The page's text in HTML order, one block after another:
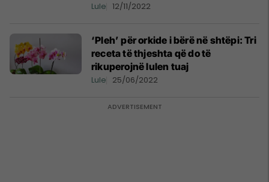
Lule 12/11/2022
‘Pleh’ për orkide i bërë në shtëpi: Tri
receta të thjeshta që do të
rikuperojnë lulen tuaj
Lule 25/06/2022